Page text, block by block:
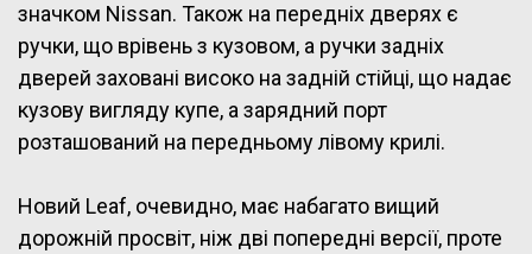
значком Nissan. Також на передніх дверях є
ручки, що врівень з кузовом, а ручки задніх
дверей заховані високо на задній стійці, що надає
кузову вигляду купе, а зарядний порт
розташований на передньому лівому крилі.
Новий Leaf, очевидно, має набагато вищий
дорожній просвіт, ніж дві попередні версії, проте